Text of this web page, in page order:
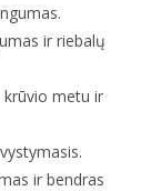
ir riebalų
krūvio metu ir
ir bendras